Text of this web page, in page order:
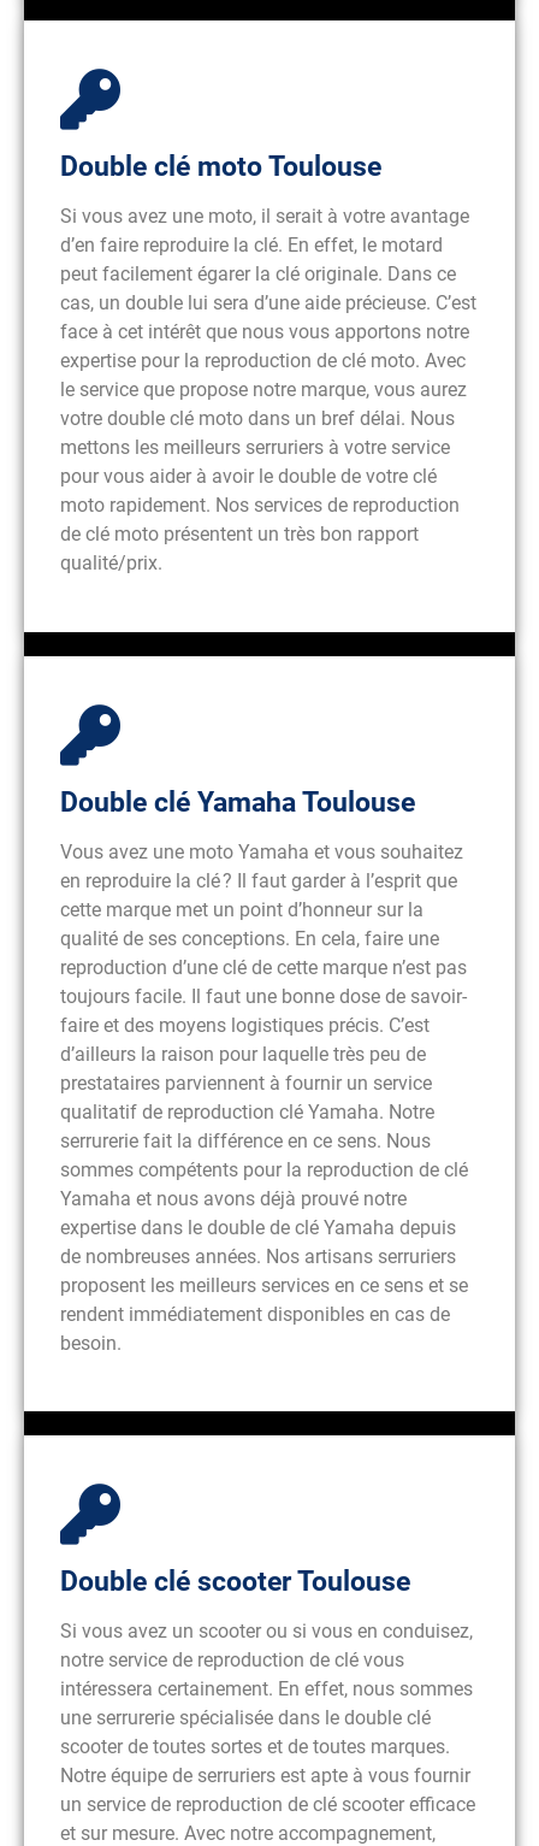
Double clé moto Toulouse
Si vous avez une moto, il serait à votre avantage
d’en faire reproduire la clé. En effet, le motard
peut facilement égarer la clé originale. Dans ce
cas, un double lui sera d’une aide précieuse. C’est
face à cet intérêt que nous vous apportons notre
expertise pour la reproduction de clé moto. Avec
le service que propose notre marque, vous aurez
votre double clé moto dans un bref délai. Nous
mettons les meilleurs serruriers à votre service
pour vous aider à avoir le double de votre clé
moto rapidement. Nos services de reproduction
de clé moto présentent un très bon rapport
qualité/prix.
Double clé Yamaha Toulouse
Vous avez une moto Yamaha et vous souhaitez
en reproduire la clé ? Il faut garder à l’esprit que
cette marque met un point d’honneur sur la
qualité de ses conceptions. En cela, faire une
reproduction d’une clé de cette marque n’est pas
toujours facile. Il faut une bonne dose de savoir-
faire et des moyens logistiques précis. C’est
d’ailleurs la raison pour laquelle très peu de
prestataires parviennent à fournir un service
qualitatif de reproduction clé Yamaha. Notre
serrurerie fait la différence en ce sens. Nous
sommes compétents pour la reproduction de clé
Yamaha et nous avons déjà prouvé notre
expertise dans le double de clé Yamaha depuis
de nombreuses années. Nos artisans serruriers
proposent les meilleurs services en ce sens et se
rendent immédiatement disponibles en cas de
besoin.
Double clé scooter Toulouse
Si vous avez un scooter ou si vous en conduisez,
notre service de reproduction de clé vous
intéressera certainement. En effet, nous sommes
une serrurerie spécialisée dans le double clé
scooter de toutes sortes et de toutes marques.
Notre équipe de serruriers est apte à vous fournir
un service de reproduction de clé scooter efficace
et sur mesure. Avec notre accompagnement,